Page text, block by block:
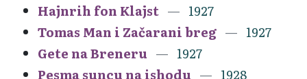
Hajnrih fon Klajst
1927
Tomas Man i Začarani breg
1927
Gete na Breneru
1927
Pesma suncu na ishodu
1928